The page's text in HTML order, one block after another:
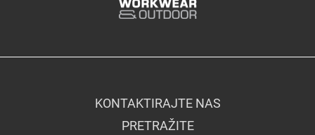
KONTAKTIRAJTE NAS
PRETRAŽITE